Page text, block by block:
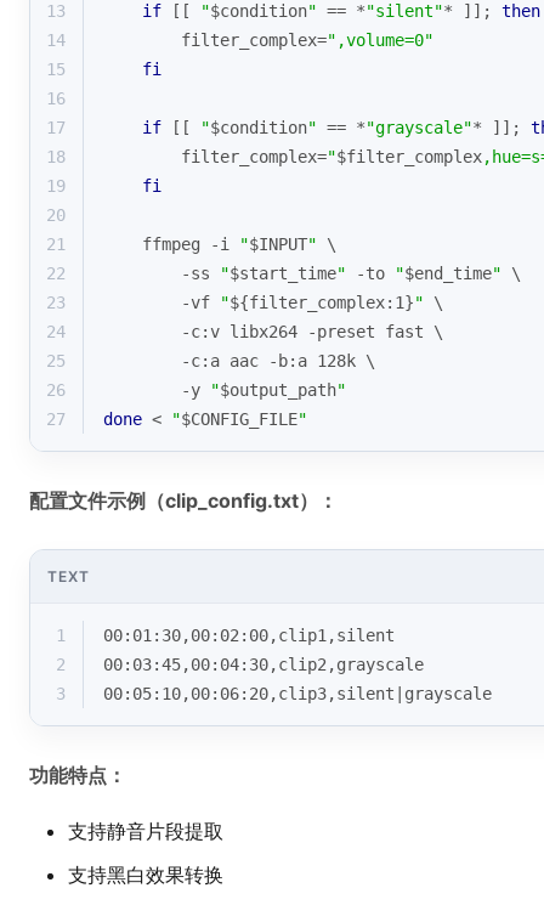
13
if [[ "$condition" == *"silent"* ]]; then
14
        filter_complex=
",volume=0"
15
fi
16
17
if [[ "$condition" == *"grayscale"* ]];
18
        filter_complex=
"$filter_complex
19
fi
20
21
    ffmpeg -i
"$INPUT" \
22
        -ss
"$start_time" -to "$end_time" \
23
        -vf
"${filter_complex:1}" \
24
        -c:v libx264 -preset fast \
25
        -c:a aac -b:a 128k \
26
        -y
"$output_path"
27
done < "$CONFIG_FILE"
配置文件示例（clip_config.txt）：
TEXT
1
00:01:30,00:02:00,clip1,silent
2
00:03:45,00:04:30,clip2,grayscale
3
00:05:10,00:06:20,clip3,silent|grayscale
功能特点：
支持静音片段提取
支持黑白效果转换